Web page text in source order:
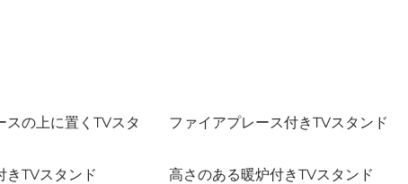
スの上に置くTVスタ
ファイアプレース付きTVスタンド
きTVスタンド 高さのある暖炉付きTVスタンド